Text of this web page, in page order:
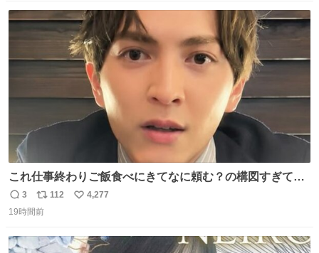
ト
数
数
これ仕事終わりご飯食べにきてなに頼む？の構図すぎて…
😭
返
信
3
リ
ポ
ト
112
い
数
4,277
19時間前